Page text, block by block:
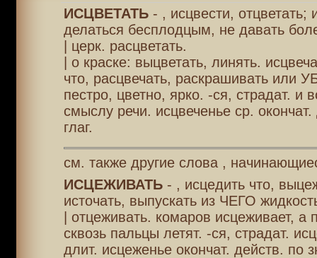
ИСЦВЕТАТЬ- , исцвести, отцветать;
делаться бесплодцым, не давать
| церк. расцветать.
| о краске: выцветать, линять.
что, расцвечать, раскрашивать или
пестро, цветно, ярко. -ся, страдат. и
смыслу речи. исцвеченье ср. окончат.
глаг.
см. также другие слова ,
ИСЦЕЖИВАТЬ- , исцедить что,
источать, выпускать из ЧЕГО
| отцеживать. комаров исцеживает, а
сквозь пальцы летят. -ся, страдат.
длит. исцеженье окончат. действ. по